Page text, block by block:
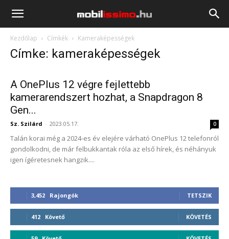
Mobilissimo.hu
Kezdőlap Címkék Kameraképességek
Címke: kameraképességek
A OnePlus 12 végre fejlettebb
kamerarendszert hozhat, a Snapdragon 8
Gen...
Sz. Szilárd - 2023.05.17. 0
Talán korai még a 2024-es év elejére várható OnePlus 12 telefonról
gondolkodni, de már felbukkantak róla az első hírek, és néhányuk
igen ígéretesnek hangzik....
3,452 Rajongók TETSZIK
412 Követő KÖVETÉS